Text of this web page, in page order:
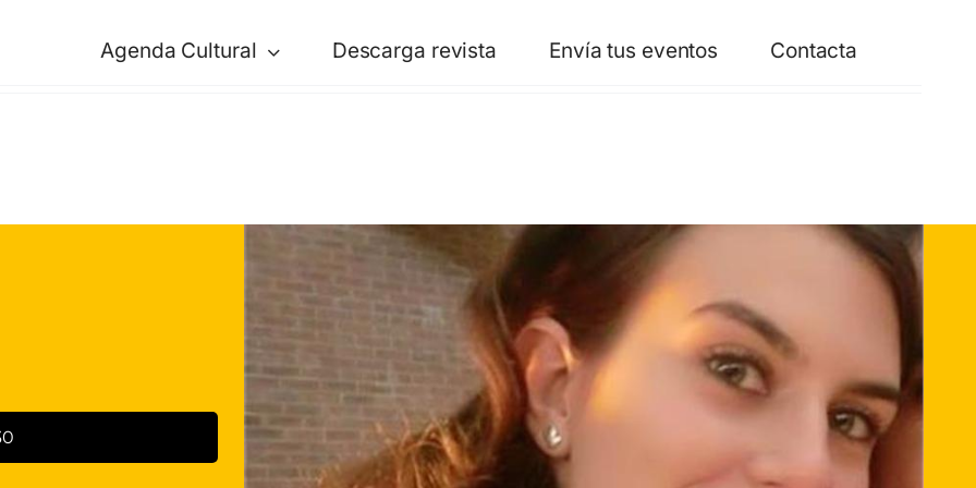
Agenda Cultural Descarga revista Envía tus eventos Contacta